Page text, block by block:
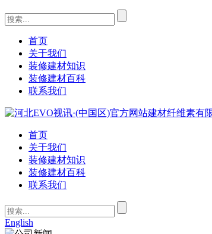
首页
关于我们
装修建材知识
装修建材百科
联系我们
首页
关于我们
装修建材知识
装修建材百科
联系我们
English